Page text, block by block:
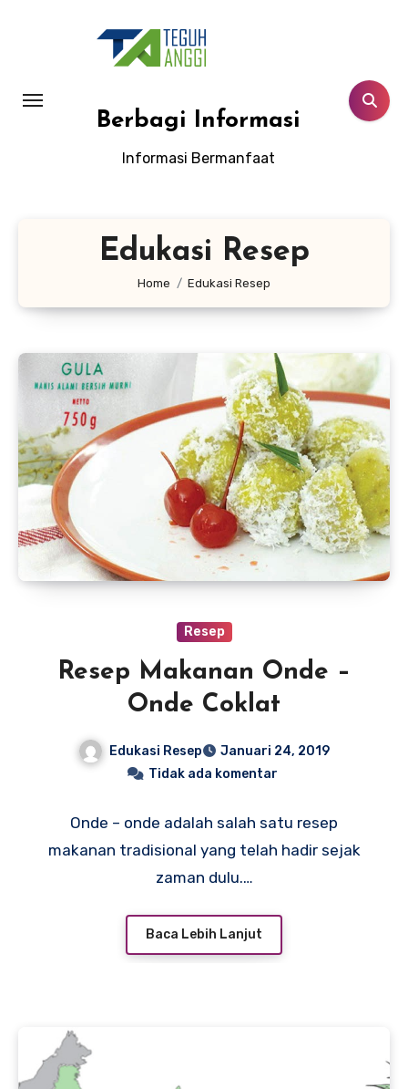
Berbagi Informasi
Informasi Bermanfaat
Edukasi Resep
Home Edukasi Resep
Resep
Resep Makanan Onde –
Onde Coklat
Edukasi Resep
Januari 24, 2019
Tidak ada komentar
Onde – onde adalah salah satu resep
makanan tradisional yang telah hadir sejak
zaman dulu.…
Baca Lebih Lanjut